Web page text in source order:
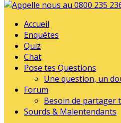
Accueil
Enquêtes
Quiz
Chat
Pose tes Questions
Une question, un
Forum
Besoin de partager
Sourds & Malentendants